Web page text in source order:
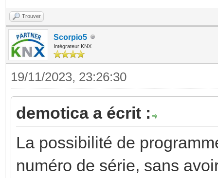
Trouver
Scorpio5
Intégrateur KNX
19/11/2023, 23:26:30
demotica a écrit :
La possibilité de
numéro de série, sans